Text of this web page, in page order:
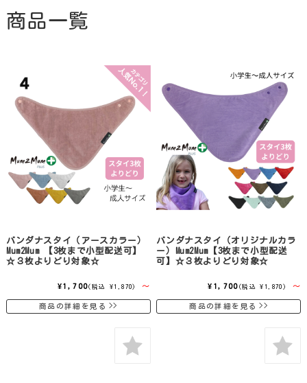
商品一覧
バンダナスタイ（アースカラー）
Mum2Mum 【3枚まで小型配送可】
☆３枚よりどり対象☆
¥1,700(税込 ¥1,870) ～
商品の詳細を見る
バンダナスタイ（オリジナルカラ
ー）Mum2Mum【3枚まで小型配送
可】☆３枚よりどり対象☆
¥1,700 (税込 ¥1,870) ～
商品の詳細を見る